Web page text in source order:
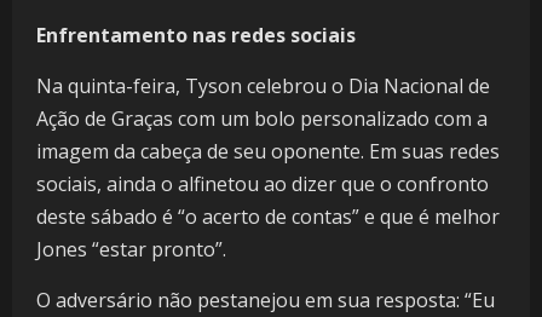
Enfrentamento nas redes sociais
Na quinta-feira, Tyson celebrou o Dia Nacional de
Ação de Graças com um bolo personalizado com a
imagem da cabeça de seu oponente. Em suas redes
sociais, ainda o alfinetou ao dizer que o confronto
deste sábado é “o acerto de contas” e que é melhor
Jones “estar pronto”.
O adversário não pestanejou em sua resposta: “Eu